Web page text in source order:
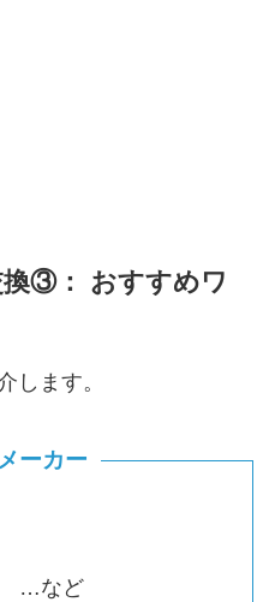
③： おすすめワ
します。
ーカー
…など